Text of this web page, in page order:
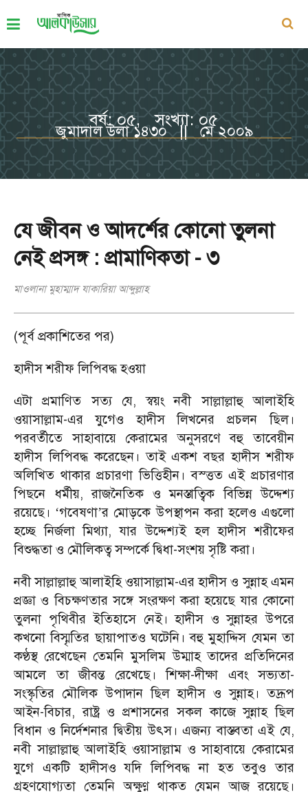
বর্ষ: ০৫, সংখ্যা: ০৫
জুমাদাল উলা ১৪৩০ || মে ২০০৯
যে জীবন ও আদর্শের কোনো তুলনা
নেই প্রসঙ্গ : প্রামাণিকতা - ৩
মাওলানা মুহাম্মাদ যাকারিয়া আব্দুল্লাহ
(পূর্ব প্রকাশিতের পর)
হাদীস শরীফ লিপিবদ্ধ হওয়া
এটা প্রমাণিত সত্য যে, স্বয়ং নবী সাল্লাল্লাহু আলাইহি
ওয়াসাল্লাম-এর যুগেও হাদীস লিখনের প্রচলন ছিল।
পরবর্তীতে সাহাবায়ে কেরামের অনুসরণে বহু তাবেয়ীন
হাদীস লিপিবদ্ধ করেছেন। তাই একশ বছর হাদীস শরীফ
অলিখিত থাকার প্রচারণা ভিত্তিহীন। বস্ত্তত এই প্রচারণার
পিছনে ধর্মীয়, রাজনৈতিক ও মনস্তাত্বিক বিভিন্ন উদ্দেশ্য
রয়েছে। ‘গবেষণা’র মোড়কে উপস্থাপন করা হলেও এগুলো
হচ্ছে নির্জলা মিথ্যা, যার উদ্দেশ্যই হল হাদীস শরীফের
বিশুদ্ধতা ও মৌলিকত্ব সম্পর্কে দ্বিধা-সংশয় সৃষ্টি করা।
নবী সাল্লাল্লাহু আলাইহি ওয়াসাল্লাম-এর হাদীস ও সুন্নাহ এমন
প্রজ্ঞা ও বিচক্ষণতার সঙ্গে সংরক্ষণ করা হয়েছে যার কোনো
তুলনা পৃথিবীর ইতিহাসে নেই। হাদীস ও সুন্নাহর উপরে
কখনো বিস্মৃতির ছায়াপাতও ঘটেনি। বহু মুহাদ্দিস যেমন তা
কণ্ঠস্থ রেখেছেন তেমনি মুসলিম উম্মাহ তাদের প্রতিদিনের
আমলে তা জীবন্ত রেখেছে। শিক্ষা-দীক্ষা এবং সভ্যতা-
সংস্কৃতির মৌলিক উপাদান ছিল হাদীস ও সুন্নাহ। তদ্রূপ
আইন-বিচার, রাষ্ট্র ও প্রশাসনের সকল কাজে সুন্নাহ ছিল
বিধান ও নির্দেশনার দ্বিতীয় উৎস। এজন্য বাস্তবতা এই যে,
নবী সাল্লাল্লাহু আলাইহি ওয়াসাল্লাম ও সাহাবায়ে কেরামের
যুগে একটি হাদীসও যদি লিপিবদ্ধ না হত তবুও তার
গ্রহণযোগ্যতা তেমনি অক্ষুণ্ণ থাকত যেমন আজ রয়েছে।